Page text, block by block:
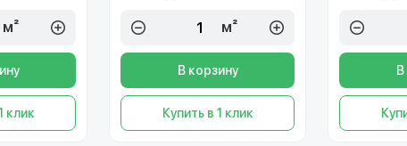
м²
клик
м²
В корзину
Купить в 1 клик